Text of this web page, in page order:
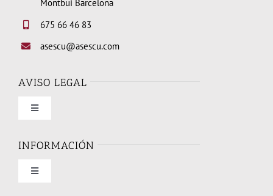
Montbui Barcelona
675 66 46 83
asescu@asescu.com
AVISO LEGAL
Toggle
Condiciones de uso
INFORMACIÓN
Toggle